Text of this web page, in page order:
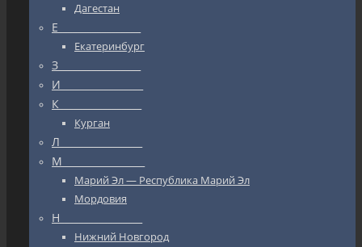
Дагестан
Е_________________
Екатеринбург
З_________________
И_________________
К_________________
Курган
Л_________________
М_________________
Марий Эл — Республика Марий Эл
Мордовия
Н_________________
Нижний Новгород